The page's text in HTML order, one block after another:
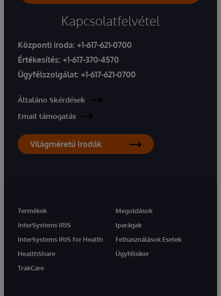
Kapcsolatfelvétel
Központi iroda: +1-617-621-0700
Értékesítés: +1-617-370-4570
Ügyfélszolgálat: +1-617-621-0700
Általáno Skérdések
Email támogatás
Világméretű Irodák
Termékek
InterSystems IRIS
InterSystems IRIS for Health
HealthShare
TrakCare
Megoldások
Iparágak
Felhasználások Esetek
Ügyfélsiker